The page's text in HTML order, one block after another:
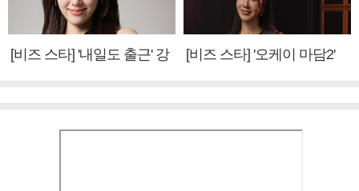
[비즈 스타] '내일도 출근' 강
[비즈 스타] '오케이 마담2'